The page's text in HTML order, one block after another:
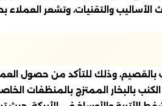
والتقنيات، وتشعر العملاء
وذلك للتأكد من حصول
الممتزج بالمنظفات